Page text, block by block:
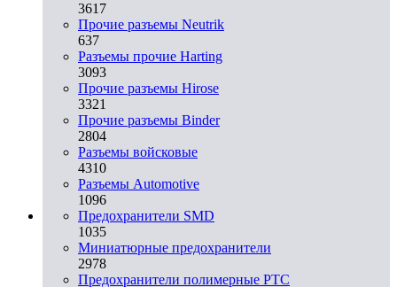
3617
Прочие разъемы Neutrik
637
Разъемы прочие Harting
3093
Прочие разъемы Hirose
3321
Прочие разъемы Binder
2804
Разъемы войсковые
4310
Разъeмы Automotive
1096
Предохранители SMD
1035
Миниатюрные предохранители
2978
Предохранители полимерные PTC